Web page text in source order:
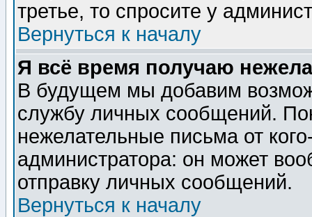
третье, то спросите у
Вернуться к началу
Я всё время получаю
В будущем мы добавим
службу личных сообщений.
нежелательные письма от
администратора: он может
отправку личных сообщений.
Вернуться к началу